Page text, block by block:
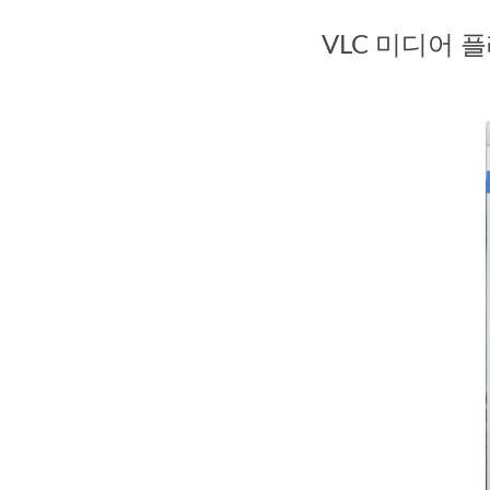
VLC 미디어